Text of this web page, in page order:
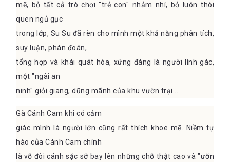
mẽ, bỏ tất cả trò chơi "trẻ con" nhảm nhí, bỏ luôn thói
quen ngủ gục
trong lớp, Su Su đã rèn cho mình một khả năng phân tích,
suy luận, phán đoán,
tổng hợp và khái quát hóa, xứng đáng là người lính gác,
một "ngài an
ninh" giỏi giang, dũng mãnh của khu vườn trại...
Gà Cánh Cam khi có cảm
giác mình là người lớn cũng rất thích khoe mẽ. Niềm tự
hào của Cánh Cam chính
là vỗ đôi cánh sặc sỡ bay lên những chỗ thật cao và "ưỡn